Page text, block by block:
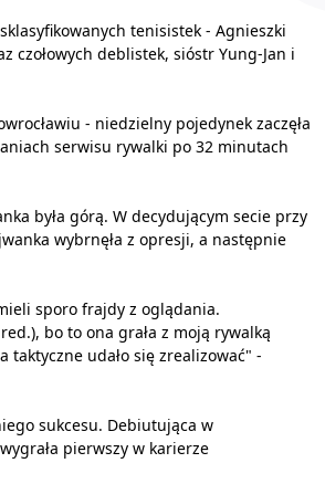
tenisistek - Agnieszki
czołowych deblistek, sióstr Yung-Jan i
- niedzielny pojedynek zaczęła
serwisu rywalki po 32 minutach
była górą. W decydującym secie przy
wybrnęła z opresji, a następnie
sporo frajdy z oglądania.
bo to ona grała z moją rywalką
taktyczne udało się zrealizować" -
sukcesu. Debiutująca w
pierwszy w karierze